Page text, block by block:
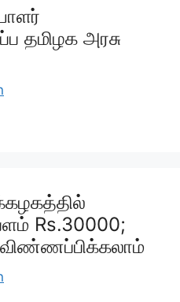
தமிழக அரசு
Rs.30000;
விண்ணப்பிக்கலாம்